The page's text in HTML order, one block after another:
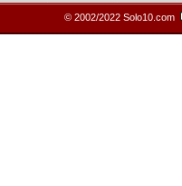
© 2002/2022 Solo10.com